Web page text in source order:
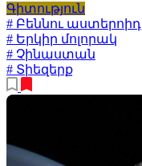
Գիտություն
# Բեննու աստերոիդ
# Երկիր մոլորակ
# Չինաստան
# Տիեզերք